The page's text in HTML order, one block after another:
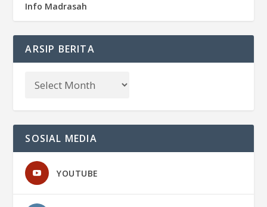
Info Madrasah
ARSIP BERITA
SOSIAL MEDIA
YOUTUBE